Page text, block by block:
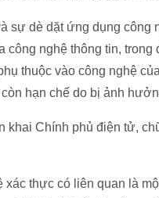
sự dè dặt ứng dụng công
nghệ thông tin,
thuộc vào công nghệ
hạn chế do bị ảnh
khai Chính phủ điện tử,
thực có liên quan là